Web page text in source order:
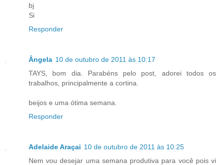
bj
Si
Responder
Ângela 10 de outubro de 2011 às 10:17
TAYS, bom dia. Parabéns pelo post, adorei todos os
trabalhos, principalmente a cortina.
beijos e uma ótima semana.
Responder
Adelaide Araçai 10 de outubro de 2011 às 10:25
Nem vou desejar uma semana produtiva para você pois vi